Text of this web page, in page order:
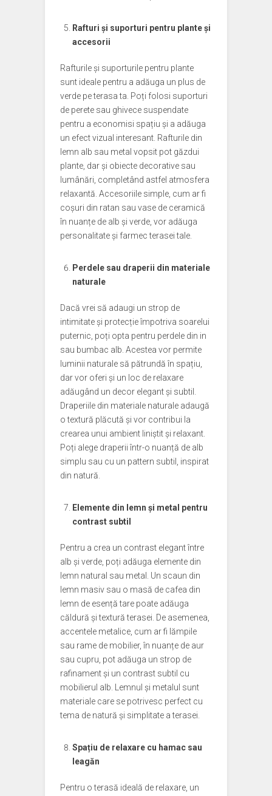
Rafturi și suporturi pentru plante și
accesorii
Rafturile și suporturile pentru plante
sunt ideale pentru a adăuga un plus de
verde pe terasa ta. Poți folosi suporturi
de perete sau ghivece suspendate
pentru a economisi spațiu și a adăuga
un efect vizual interesant. Rafturile din
lemn alb sau metal vopsit pot găzdui
plante, dar și obiecte decorative sau
lumânări, completând astfel atmosfera
relaxantă. Accesoriile simple, cum ar fi
coșuri din ratan sau vase de ceramică
în nuanțe de alb și verde, vor adăuga
personalitate și farmec terasei tale.
Perdele sau draperii din materiale
naturale
Dacă vrei să adaugi un strop de
intimitate și protecție împotriva soarelui
puternic, poți opta pentru perdele din in
sau bumbac alb. Acestea vor permite
luminii naturale să pătrundă în spațiu,
dar vor oferi și un loc de relaxare
adăugând un decor elegant și subtil.
Draperiile din materiale naturale adaugă
o textură plăcută și vor contribui la
crearea unui ambient liniștit și relaxant.
Poți alege draperii într-o nuanță de alb
simplu sau cu un pattern subtil, inspirat
din natură.
Elemente din lemn și metal pentru
contrast subtil
Pentru a crea un contrast elegant între
alb și verde, poți adăuga elemente din
lemn natural sau metal. Un scaun din
lemn masiv sau o masă de cafea din
lemn de esență tare poate adăuga
căldură și textură terasei. De asemenea,
accentele metalice, cum ar fi lămpile
sau rame de mobilier, în nuanțe de aur
sau cupru, pot adăuga un strop de
rafinament și un contrast subtil cu
mobilierul alb. Lemnul și metalul sunt
materiale care se potrivesc perfect cu
tema de natură și simplitate a terasei.
Spațiu de relaxare cu hamac sau
leagăn
Pentru o terasă ideală de relaxare, un